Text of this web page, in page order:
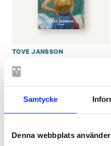
Samtycke
Denna webbplats
TOVE JANSSON
(pocket)